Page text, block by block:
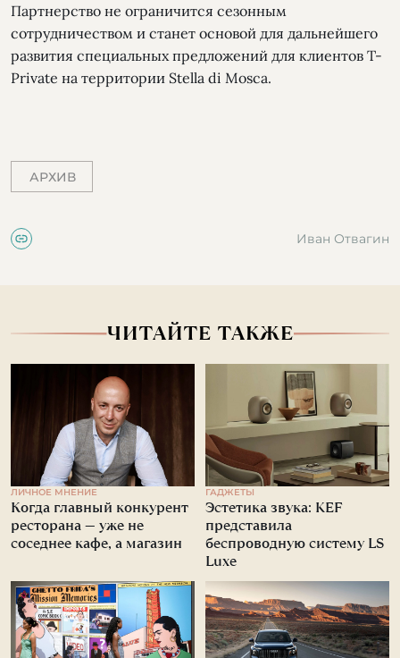
Партнерство не ограничится сезонным
сотрудничеством и станет основой для дальнейшего
развития специальных предложений для клиентов T-
Private на территории Stella di Mosca.
АРХИВ
Иван Отвагин
ЧИТАЙТЕ ТАКЖЕ
ЛИЧНОЕ МНЕНИЕ
Когда главный конкурент
ресторана — уже не
соседнее кафе, а магазин
ГАДЖЕТЫ
Эстетика звука: KEF
представила
беспроводную систему LS
Luxe